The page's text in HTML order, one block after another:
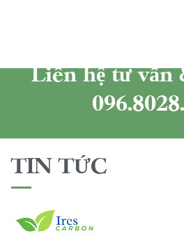
Liên hệ tư vấn
TIN TỨC